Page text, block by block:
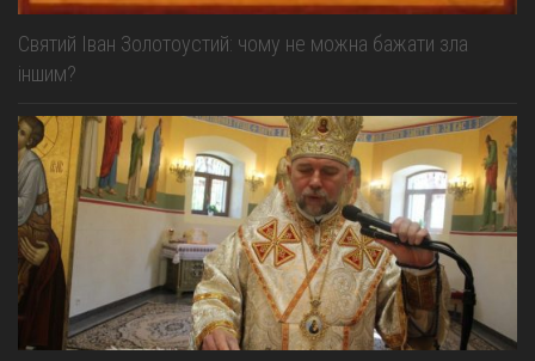
Катехитична комісія
Комісія у справах молоді
Комісія з питань душпастирства охорони здоров’я
Спільноти
Квіти Слобожанщини
Харківщина
Полтавщина
Сумщина
Святий Іван Золотоустий: чому не можна бажати зла
іншим?